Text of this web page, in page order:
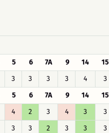
5 6 7A 9 14 15
3 3 3 3 4 3
5 6 7A 9 14 15
4 2 3 4 3 3
3 3 2 3 3 3